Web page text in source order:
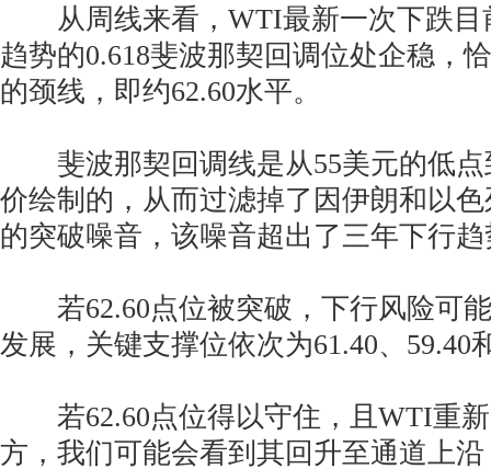
从周线来看，WTI最新一次下跌目
趋势的0.618斐波那契回调位处企稳，
的颈线，即约62.60水平。
斐波那契回调线是从55美元的低点
价绘制的，从而过滤掉了因伊朗和以
的突破噪音，该噪音超出了三年下行
若62.60点位被突破，下行风险可
发展，关键支撑位依次为61.40、59.40
若62.60点位得以守住，且WTI重新
方，我们可能会看到其回升至通道上